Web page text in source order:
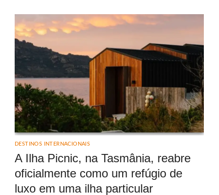
DESTINOS INTERNACIONAIS
A Ilha Picnic, na Tasmânia, reabre
oficialmente como um refúgio de
luxo em uma ilha particular